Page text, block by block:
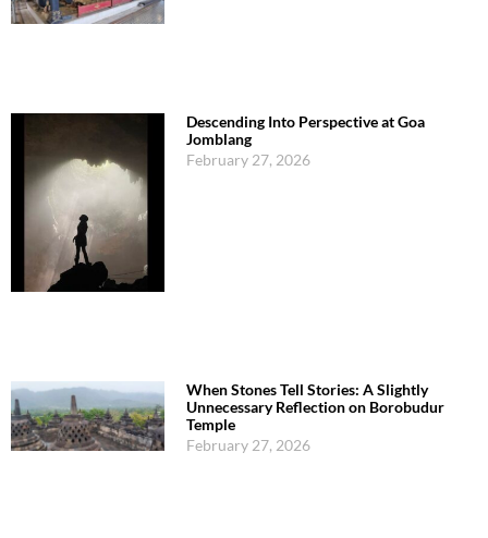
Descending Into Perspective at Goa
Jomblang
February 27, 2026
When Stones Tell Stories: A Slightly
Unnecessary Reflection on Borobudur
Temple
February 27, 2026